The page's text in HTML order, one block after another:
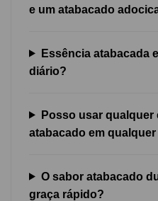
e um atabacado
Essência atabacada
diário?
Posso usar qualquer
atabacado em qualquer
O sabor atabacado
graça rápido?